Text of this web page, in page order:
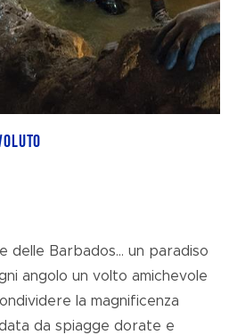
delle Barbados… un paradiso
angolo un volto amichevole
la magnificenza
da spiagge dorate e